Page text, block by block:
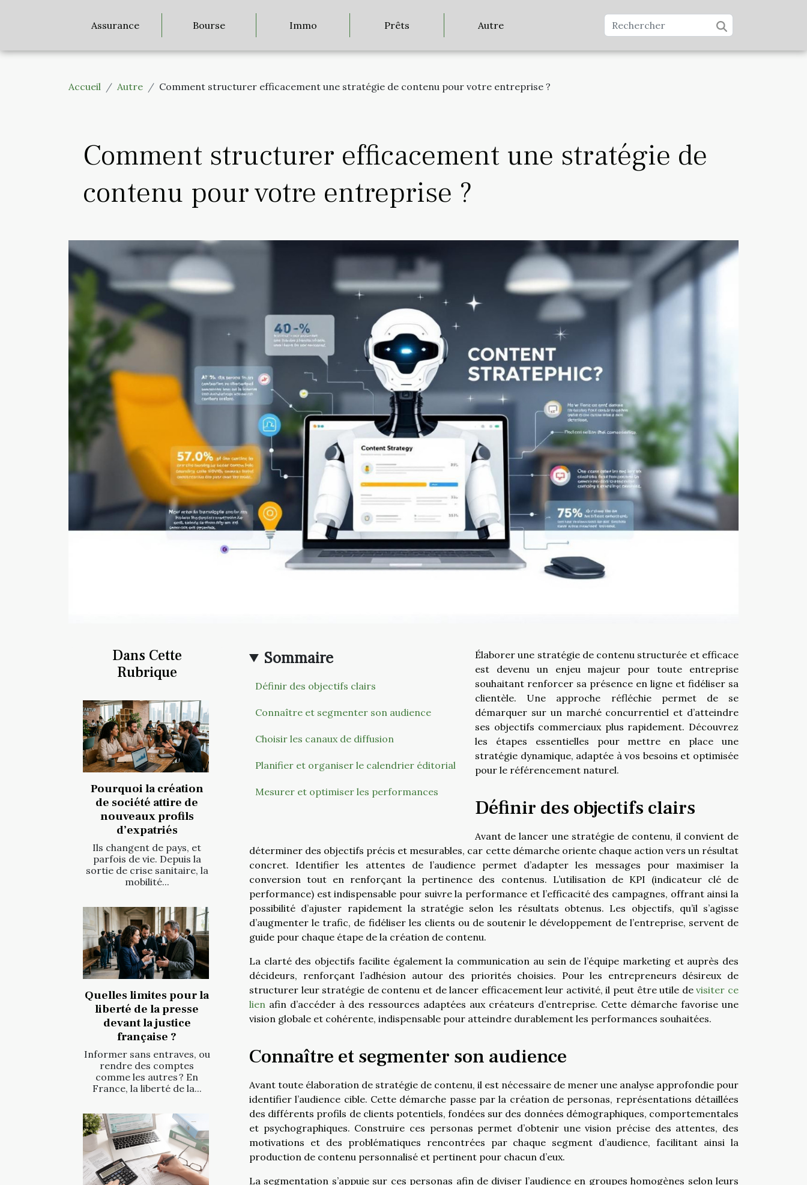
Assurance Bourse Immo Prêts Autre
Accueil Autre Comment structurer efficacement une stratégie de contenu pour votre entreprise ?
Comment structurer efficacement une stratégie de
contenu pour votre entreprise ?
Dans Cette
Rubrique
Pourquoi la création
de société attire de
nouveaux profils
d’expatriés
Ils changent de pays, et
parfois de vie. Depuis la
sortie de crise sanitaire, la
mobilité...
Quelles limites pour la
liberté de la presse
devant la justice
française ?
Informer sans entraves, ou
rendre des comptes
comme les autres ? En
France, la liberté de la...
Sommaire
Définir des objectifs clairs
Connaître et segmenter son audience
Choisir les canaux de diffusion
Planifier et organiser le calendrier éditorial
Mesurer et optimiser les performances
Élaborer une stratégie de contenu structurée et efficace
est devenu un enjeu majeur pour toute entreprise
souhaitant renforcer sa présence en ligne et fidéliser sa
clientèle. Une approche réfléchie permet de se
démarquer sur un marché concurrentiel et d’atteindre
ses objectifs commerciaux plus rapidement. Découvrez
les étapes essentielles pour mettre en place une
stratégie dynamique, adaptée à vos besoins et optimisée
pour le référencement naturel.
Définir des objectifs clairs
Avant de lancer une stratégie de contenu, il convient de
déterminer des objectifs précis et mesurables, car cette démarche oriente chaque action vers un résultat
concret. Identifier les attentes de l’audience permet d’adapter les messages pour maximiser la
conversion tout en renforçant la pertinence des contenus. L’utilisation de KPI (indicateur clé de
performance) est indispensable pour suivre la performance et l’efficacité des campagnes, offrant ainsi la
possibilité d’ajuster rapidement la stratégie selon les résultats obtenus. Les objectifs, qu’il s’agisse
d’augmenter le trafic, de fidéliser les clients ou de soutenir le développement de l’entreprise, servent de
guide pour chaque étape de la création de contenu.
La clarté des objectifs facilite également la communication au sein de l’équipe marketing et auprès des
décideurs, renforçant l’adhésion autour des priorités choisies. Pour les entrepreneurs désireux de
structurer leur stratégie de contenu et de lancer efficacement leur activité, il peut être utile devisiter ce
lien afin d’accéder à des ressources adaptées aux créateurs d’entreprise. Cette démarche favorise une
vision globale et cohérente, indispensable pour atteindre durablement les performances souhaitées.
Connaître et segmenter son audience
Avant toute élaboration de stratégie de contenu, il est nécessaire de mener une analyse approfondie pour
identifier l’audience cible. Cette démarche passe par la création de personas, représentations détaillées
des différents profils de clients potentiels, fondées sur des données démographiques, comportementales
et psychographiques. Construire ces personas permet d’obtenir une vision précise des attentes, des
motivations et des problématiques rencontrées par chaque segment d’audience, facilitant ainsi la
production de contenu personnalisé et pertinent pour chacun d’eux.
La segmentation s’appuie sur ces personas afin de diviser l’audience en groupes homogènes selon leurs